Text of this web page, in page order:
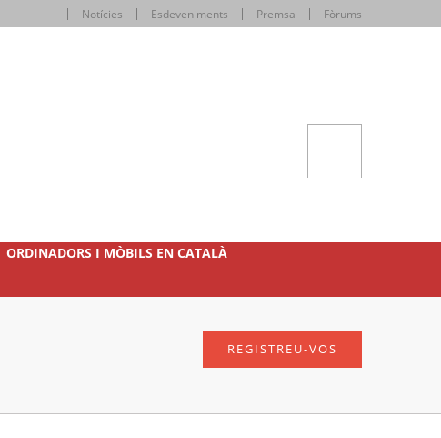
Notícies Esdeveniments Premsa Fòrums
ORDINADORS I MÒBILS EN CATALÀ
REGISTREU-VOS